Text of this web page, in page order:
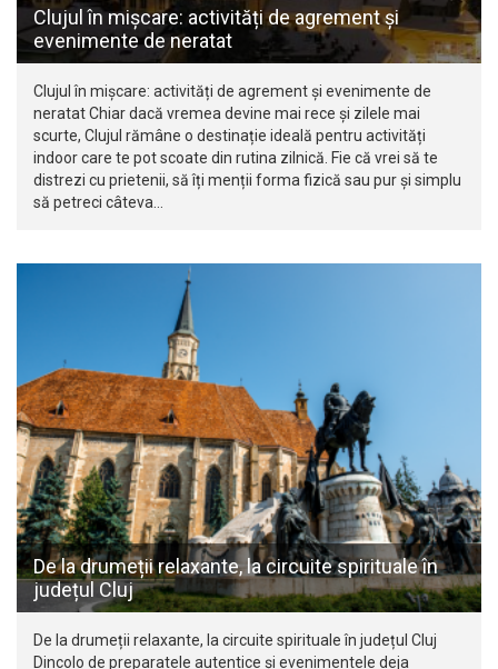
Clujul în mișcare: activități de agrement și
evenimente de neratat
Clujul în mișcare: activități de agrement și evenimente de
neratat Chiar dacă vremea devine mai rece și zilele mai
scurte, Clujul rămâne o destinație ideală pentru activități
indoor care te pot scoate din rutina zilnică. Fie că vrei să te
distrezi cu prietenii, să îți menții forma fizică sau pur și simplu
să petreci câteva…
De la drumeții relaxante, la circuite spirituale în
județul Cluj
De la drumeții relaxante, la circuite spirituale în județul Cluj
Dincolo de preparatele autentice și evenimentele deja